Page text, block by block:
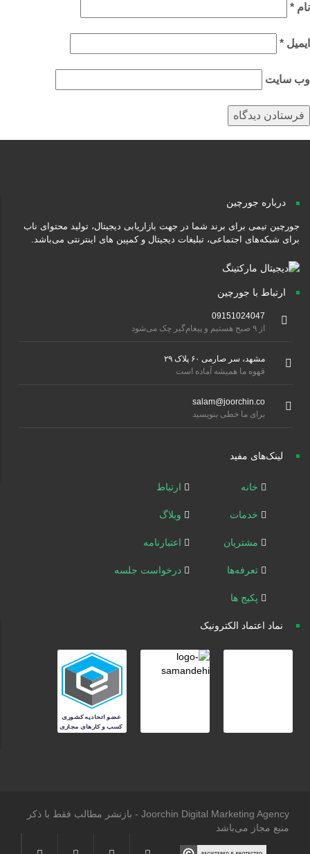
*
*
سایت
درباره جورچین
جورچین تیمی برای برند شما در جهت بازاریابی دیجیتال، تولید محتوای ناب
برای شبکه‌های اجتماعی، تبلیغات دیجیتال و کمپین های اینترنتی می‌باشد.
ارتباط با جورچین
09151024047
مشهد، سر صارمی ۶۰ پلاک ۲۹
قهوه ما همیشه آماده است
salam@joorchin.co
برای ما خطی بنویسید
لینک‌های مفید
خانه
خدمات
مشتریان
تعرفه‌ها
پکیج ها
ارتباط
وبلاگ
اعتبارنامه
درخواست جلسه
نماد اعتماد الکترونیک
Joorchin Digital Marketing Agency - بازنشر مطالب فقط با ذکر
منبع مجاز می‌باشد